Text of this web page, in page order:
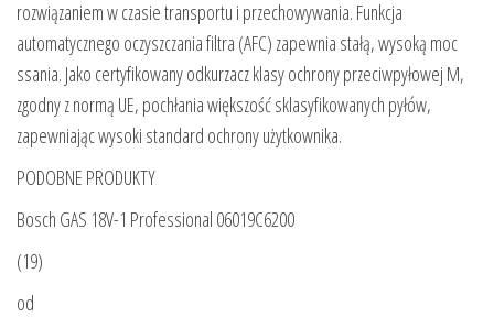
rozwiązaniem w czasie transportu i przechowywania. Funkcja
automatycznego oczyszczania filtra (AFC) zapewnia stałą, wysoką moc
ssania. Jako certyfikowany odkurzacz klasy ochrony przeciwpyłowej M,
zgodny z normą UE, pochłania większość sklasyfikowanych pyłów,
zapewniając wysoki standard ochrony użytkownika.
PODOBNE PRODUKTY
Bosch GAS 18V-1 Professional 06019C6200
(19)
od